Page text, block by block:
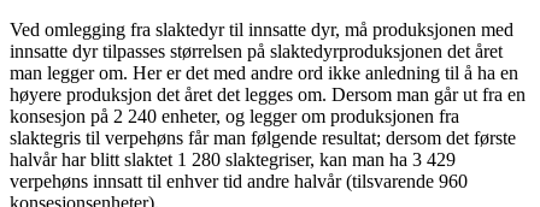
Ved omlegging fra slaktedyr til innsatte dyr, må produksjonen med
innsatte dyr tilpasses størrelsen på slaktedyrproduksjonen det året
man legger om. Her er det med andre ord ikke anledning til å ha en
høyere produksjon det året det legges om. Dersom man går ut fra en
konsesjon på 2 240 enheter, og legger om produksjonen fra
slaktegris til verpehøns får man følgende resultat; dersom det første
halvår har blitt slaktet 1 280 slaktegriser, kan man ha 3 429
verpehøns innsatt til enhver tid andre halvår (tilsvarende 960
konsesjonsenheter).